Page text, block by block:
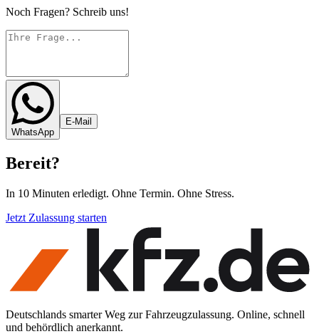
Noch Fragen? Schreib uns!
WhatsApp
E-Mail
Bereit?
In 10 Minuten erledigt. Ohne Termin. Ohne Stress.
Jetzt Zulassung starten
Deutschlands smarter Weg zur Fahrzeugzulassung. Online, schnell
und behördlich anerkannt.